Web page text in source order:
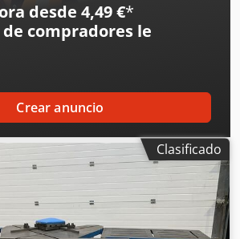
desde 4,49 €*
compradores le
Crear anuncio
Clasificado